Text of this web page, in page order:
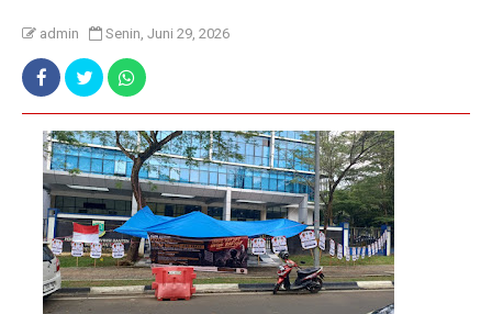
admin Senin, Juni 29, 2026